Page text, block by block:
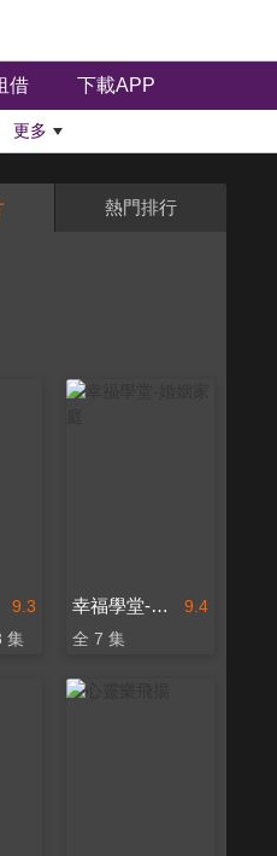
借 下載APP
更多
熱門排行
9.3
集
9.4
幸福學堂-婚姻家庭
全 7 集